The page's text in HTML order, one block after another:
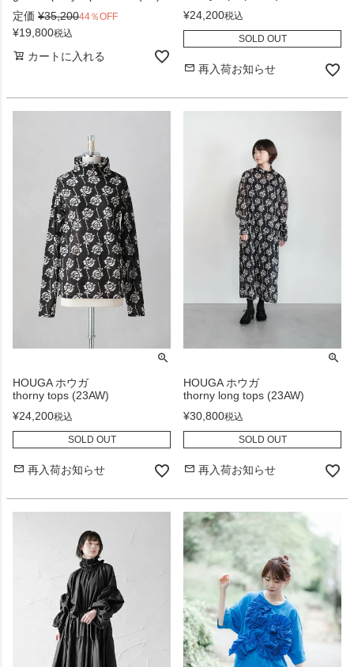
定価 ¥35,20044％OFF
¥19,800税込
カートに入れる
¥24,200税込
SOLD OUT
再入荷お知らせ
HOUGA ホウガ
thorny tops (23AW)
¥24,200税込
SOLD OUT
再入荷お知らせ
HOUGA ホウガ
thorny long tops (23AW)
¥30,800税込
SOLD OUT
再入荷お知らせ